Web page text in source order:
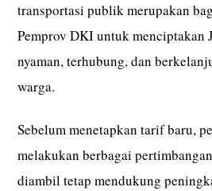
transportasi publik merupakan
Pemprov DKI untuk menciptakan
nyaman, terhubung, dan
warga.
Sebelum menetapkan tarif baru,
melakukan berbagai
diambil tetap mendukung